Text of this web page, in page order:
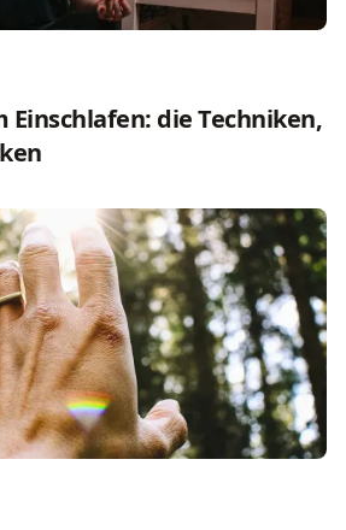
die Techniken,
Traditionen,